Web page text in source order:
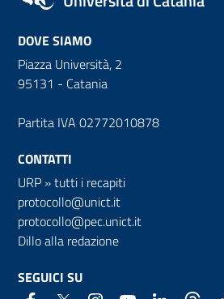
DOVE SIAMO
Piazza Università, 2
95131 - Catania
Partita IVA 02772010878
CONTATTI
URP »tutti i recapiti
protocollo@unict.it
protocollo@pec.unict.it
Dillo alla redazione
SEGUICI SU